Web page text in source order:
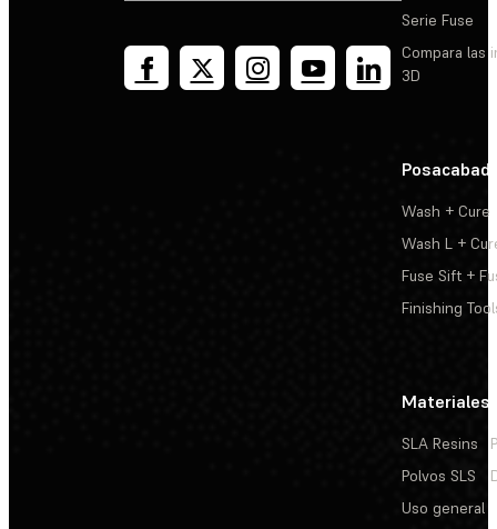
Serie Fuse
Compara las
3D
Wash + Cure
Wash L +
Fuse Sift +
Finishing
Materiales
SLA Resins
Polvos SLS
Uso general